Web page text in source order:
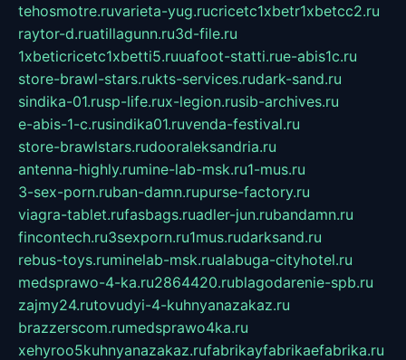
tehosmotre.ruvarieta-yug.rucricetc1xbetr1xbetcc2.ru
raytor-d.ruatillagunn.ru3d-file.ru
1xbeticricetc1xbetti5.ruuafoot-statti.rue-abis1c.ru
store-brawl-stars.rukts-services.rudark-sand.ru
sindika-01.rusp-life.rux-legion.rusib-archives.ru
e-abis-1-c.rusindika01.ruvenda-festival.ru
store-brawlstars.rudooraleksandria.ru
antenna-highly.rumine-lab-msk.ru1-mus.ru
3-sex-porn.ruban-damn.rupurse-factory.ru
viagra-tablet.rufasbags.ruadler-jun.rubandamn.ru
fincontech.ru3sexporn.ru1mus.rudarksand.ru
rebus-toys.ruminelab-msk.rualabuga-cityhotel.ru
medsprawo-4-ka.ru2864420.rublagodarenie-spb.ru
zajmy24.rutovudyi-4-kuhnyanazakaz.ru
brazzerscom.rumedsprawo4ka.ru
xehyroo5kuhnyanazakaz.rufabrikayfabrikaefabrika.ru